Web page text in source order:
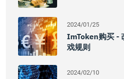
2024/01/25
ImToken购买 -
戏规则
2024/02/10